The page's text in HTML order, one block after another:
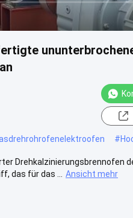
#
Drehkalzinierungsbrennofen
das für das ...
Ansicht mehr